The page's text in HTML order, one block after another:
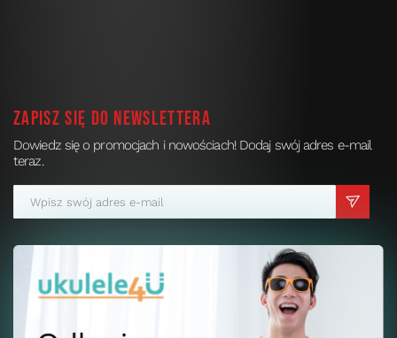
Zapisz się do newslettera
Dowiedz się o promocjach i nowościach! Dodaj swój adres e-mail
teraz.